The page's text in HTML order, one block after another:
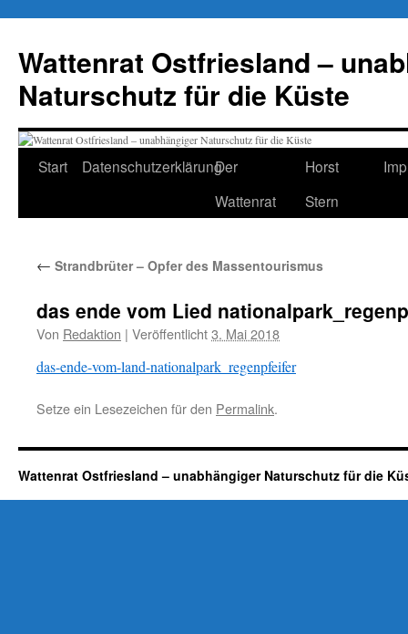
springen
Wattenrat Ostfriesland –
Naturschutz für die Küste
Start DatenschutzerklärungDer
Wattenrat
Horst
Stern
← Strandbrüter – Opfer des Massentourismus
das ende vom Lied
Von Redaktion | Veröffentlicht3. Mai 2018
das-ende-vom-land-nationalpark_regenpfeifer
Setze ein Lesezeichen für den Permalink.
Wattenrat Ostfriesland – unabhängiger Naturschutz für die